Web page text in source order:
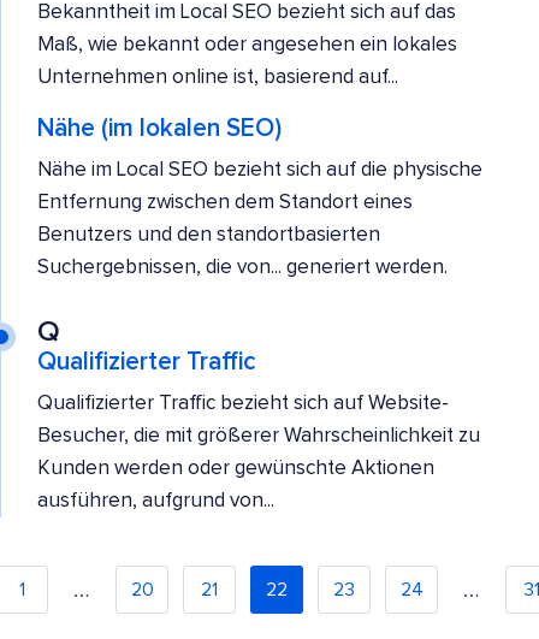
Bekanntheit im Local SEO bezieht sich auf das
Maß, wie bekannt oder angesehen ein lokales
Unternehmen online ist, basierend auf...
Nähe (im lokalen SEO)
Nähe im Local SEO bezieht sich auf die physische
Entfernung zwischen dem Standort eines
Benutzers und den standortbasierten
Suchergebnissen, die von... generiert werden.
Q
Qualifizierter Traffic
Qualifizierter Traffic bezieht sich auf Website-
Besucher, die mit größerer Wahrscheinlichkeit zu
Kunden werden oder gewünschte Aktionen
ausführen, aufgrund von...
1 … 20 21 22 23 24 … 31